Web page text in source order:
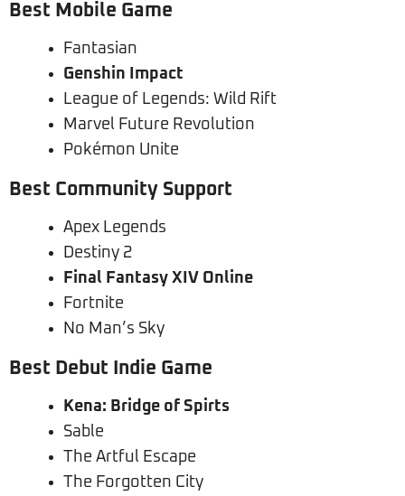
Best Mobile Game
Fantasian
Genshin Impact
League of Legends: Wild Rift
Marvel Future Revolution
Pokémon Unite
Best Community Support
Apex Legends
Destiny 2
Final Fantasy XIV Online
Fortnite
No Man’s Sky
Best Debut Indie Game
Kena: Bridge of Spirts
Sable
The Artful Escape
The Forgotten City